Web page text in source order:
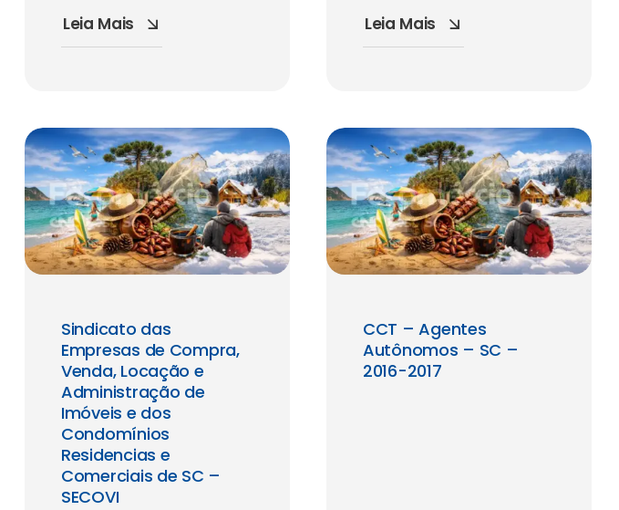
Leia Mais Leia Mais
Sindicato das
Empresas de Compra,
Venda, Locação e
Administração de
Imóveis e dos
Condomínios
Residencias e
Comerciais de SC –
SECOVI
CCT – Agentes
Autônomos – SC –
2016-2017